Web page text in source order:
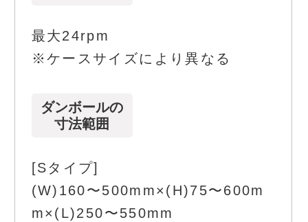
最大24rpm
※ケースサイズにより異なる
ダンボールの
寸法範囲
[Sタイプ]
(W)160〜500mm×(H)75〜600m
m×(L)250〜550mm